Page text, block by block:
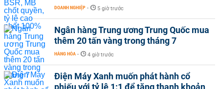
DOANH NGHIỆP - 5 giờ trước
Ngân hàng Trung ương Trung Quốc mua
thêm 20 tấn vàng trong tháng 7
HÀNG HÓA - 4 giờ trước
Điện Máy Xanh muốn phát hành cổ
phiếu với tỷ lệ 1:1 để tăng thanh khoản